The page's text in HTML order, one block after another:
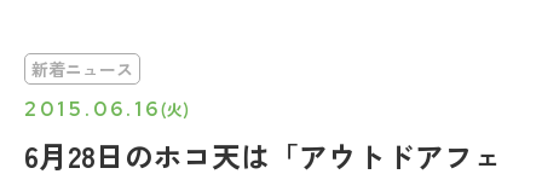
6月28日のホコ天は「アウトドアフェ
2015.06.16(火)
新着ニュース